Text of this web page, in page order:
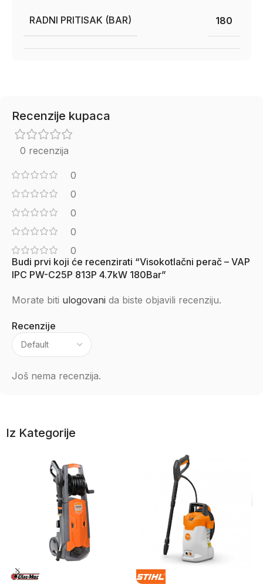
RADNI PRITISAK (BAR) 180
Recenzije kupaca
0 recenzija
0
0
0
0
0
Recenzije
Još nema recenzija.
Budi prvi koji će recenzirati “Visokotlačni perač – VAP
IPC PW-C25P 813P 4.7kW 180Bar”
Morate biti ulogovani da biste objavili recenziju.
Iz Kategorije